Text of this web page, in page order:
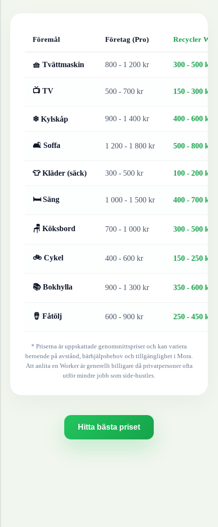
Föremål Företag (Pro) Recycler
🧺 Tvättmaskin 800 - 1 200 kr 300 - 500 kr
📺 TV 500 - 700 kr 150 - 300 kr
❄ Kylskåp 900 - 1 400 kr 400 - 600 kr
🛋 Soffa 1 200 - 1 800 kr 500 - 800 kr
👕 Kläder (säck) 300 - 500 kr 100 - 200 kr
🛏 Säng 1 000 - 1 500 kr 400 - 700 kr
🪑 Köksbord 700 - 1 000 kr 300 - 500 kr
🚲 Cykel 400 - 600 kr 150 - 250 kr
📚 Bokhylla 900 - 1 300 kr 350 - 600 kr
🪘 Fåtölj 600 - 900 kr 250 - 450 kr
* Priserna är uppskattade genomsnittspriser och kan variera
beroende på avstånd, bärhjälpsbehov och tillgänglighet i Mora
Att anlita en Worker är generellt billigare då privatpersoner ofta
utför mindre jobb som side-hustles.
Hitta bästa priset